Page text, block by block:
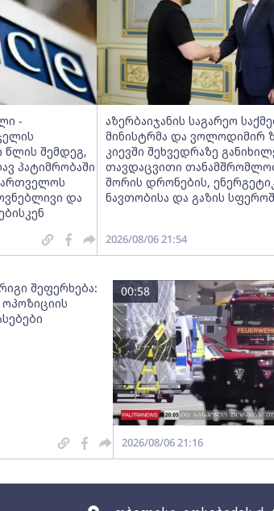
-
წლის შემდეგ,
პატიმრობაში
და
აზერბაიჯანის საგარეო
მინისტრმა და ვოლოდიმირ
კიევში შეხვედრაზე
თავდაცვითი
შორის დრონების,
ნავთობისა და გაზის
2026/08/06 21:54
შეფერხება:
00:58
2026/08/06 21:16